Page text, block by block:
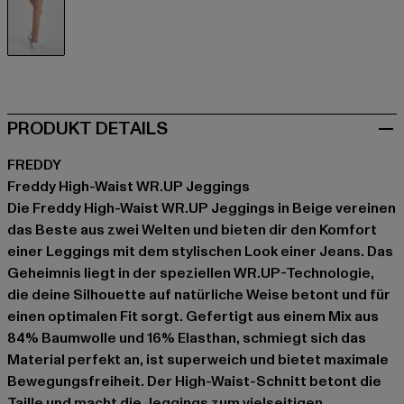
PRODUKT DETAILS
FREDDY
Freddy High-Waist WR.UP Jeggings
Die Freddy High-Waist WR.UP Jeggings in Beige vereinen
das Beste aus zwei Welten und bieten dir den Komfort
einer Leggings mit dem stylischen Look einer Jeans. Das
Geheimnis liegt in der speziellen WR.UP-Technologie,
die deine Silhouette auf natürliche Weise betont und für
einen optimalen Fit sorgt. Gefertigt aus einem Mix aus
84% Baumwolle und 16% Elasthan, schmiegt sich das
Material perfekt an, ist superweich und bietet maximale
Bewegungsfreiheit. Der High-Waist-Schnitt betont die